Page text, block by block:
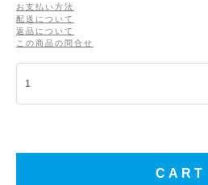
お支払い方法
配送について
返品について
この商品の問合せ